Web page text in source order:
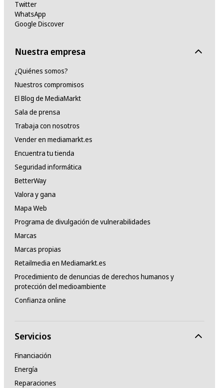
Twitter
WhatsApp
Google Discover
Nuestra empresa
¿Quiénes somos?
Nuestros compromisos
El Blog de MediaMarkt
Sala de prensa
Trabaja con nosotros
Vender en mediamarkt.es
Encuentra tu tienda
Seguridad informática
BetterWay
Valora y gana
Mapa Web
Programa de divulgación de vulnerabilidades
Marcas
Marcas propias
Retailmedia en Mediamarkt.es
Procedimiento de denuncias de derechos humanos y
protección del medioambiente
Confianza online
Servicios
Financiación
Energía
Reparaciones